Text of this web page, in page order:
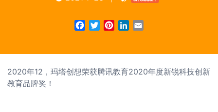
Facebook
TwitterPinterestLinkedIn
2020年12，玛塔创想荣获腾讯教育2020年度新锐科技创新
教育品牌奖！